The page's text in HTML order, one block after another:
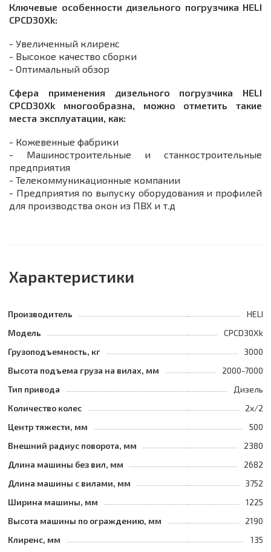
Ключевые особенности дизельного погрузчика HELI
CPСD30Xk:
- Увеличенный клиренс
- Высокое качество сборки
- Оптимальный обзор
Сфера применения дизельного погрузчика HELI
CPСD30Xk многообразна, можно отметить такие
места эксплуатации, как:
- Кожевенные фабрики
- Машиностроительные и станкостроительные
предприятия
- Телекоммуникационные компании
- Предприятия по выпуску оборудования и профилей
для производства окон из ПВХ и т.д
Характеристики
Производитель
HELI
Модель
CPCD30Xk
Грузоподъемность, кг
3000
Высота подъема груза на вилах, мм
2000-7000
Тип привода
Дизель
Количество колес
2х/2
Центр тяжести, мм
500
Внешний радиус поворота, мм
2380
Длина машины без вил, мм
2682
Длина машины с вилами, мм
3752
Ширина машины, мм
1225
Высота машины по ограждению, мм
2190
Клиренс, мм
135